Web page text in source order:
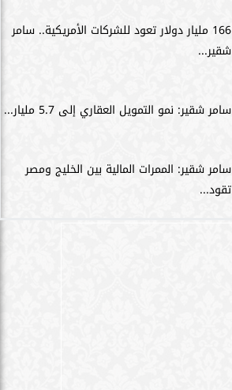
166 مليار دولار تعود للشركات الأمريكية.. سامر
شقير...
سامر شقير: نمو التمويل العقاري إلى 5.7 مليار...
سامر شقير: الممرات المالية بين الخليج ومصر
تقود...